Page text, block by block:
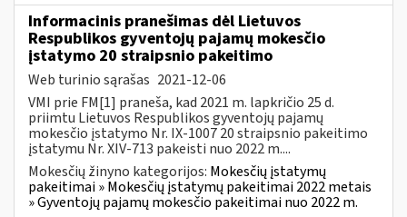
Informacinis pranešimas dėl Lietuvos
Respublikos gyventojų pajamų mokesčio
įstatymo 20 straipsnio pakeitimo
Web turinio sąrašas 2021-12-06
VMI prie FM[1] praneša, kad 2021 m. lapkričio 25 d.
priimtu Lietuvos Respublikos gyventojų pajamų
mokesčio įstatymo Nr. IX-1007 20 straipsnio pakeitimo
įstatymu Nr. XIV-713 pakeisti nuo 2022 m....
Mokesčių žinyno kategorijos: Mokesčių įstatymų
pakeitimai » Mokesčių įstatymų pakeitimai 2022 metais
» Gyventojų pajamų mokesčio pakeitimai nuo 2022 m.